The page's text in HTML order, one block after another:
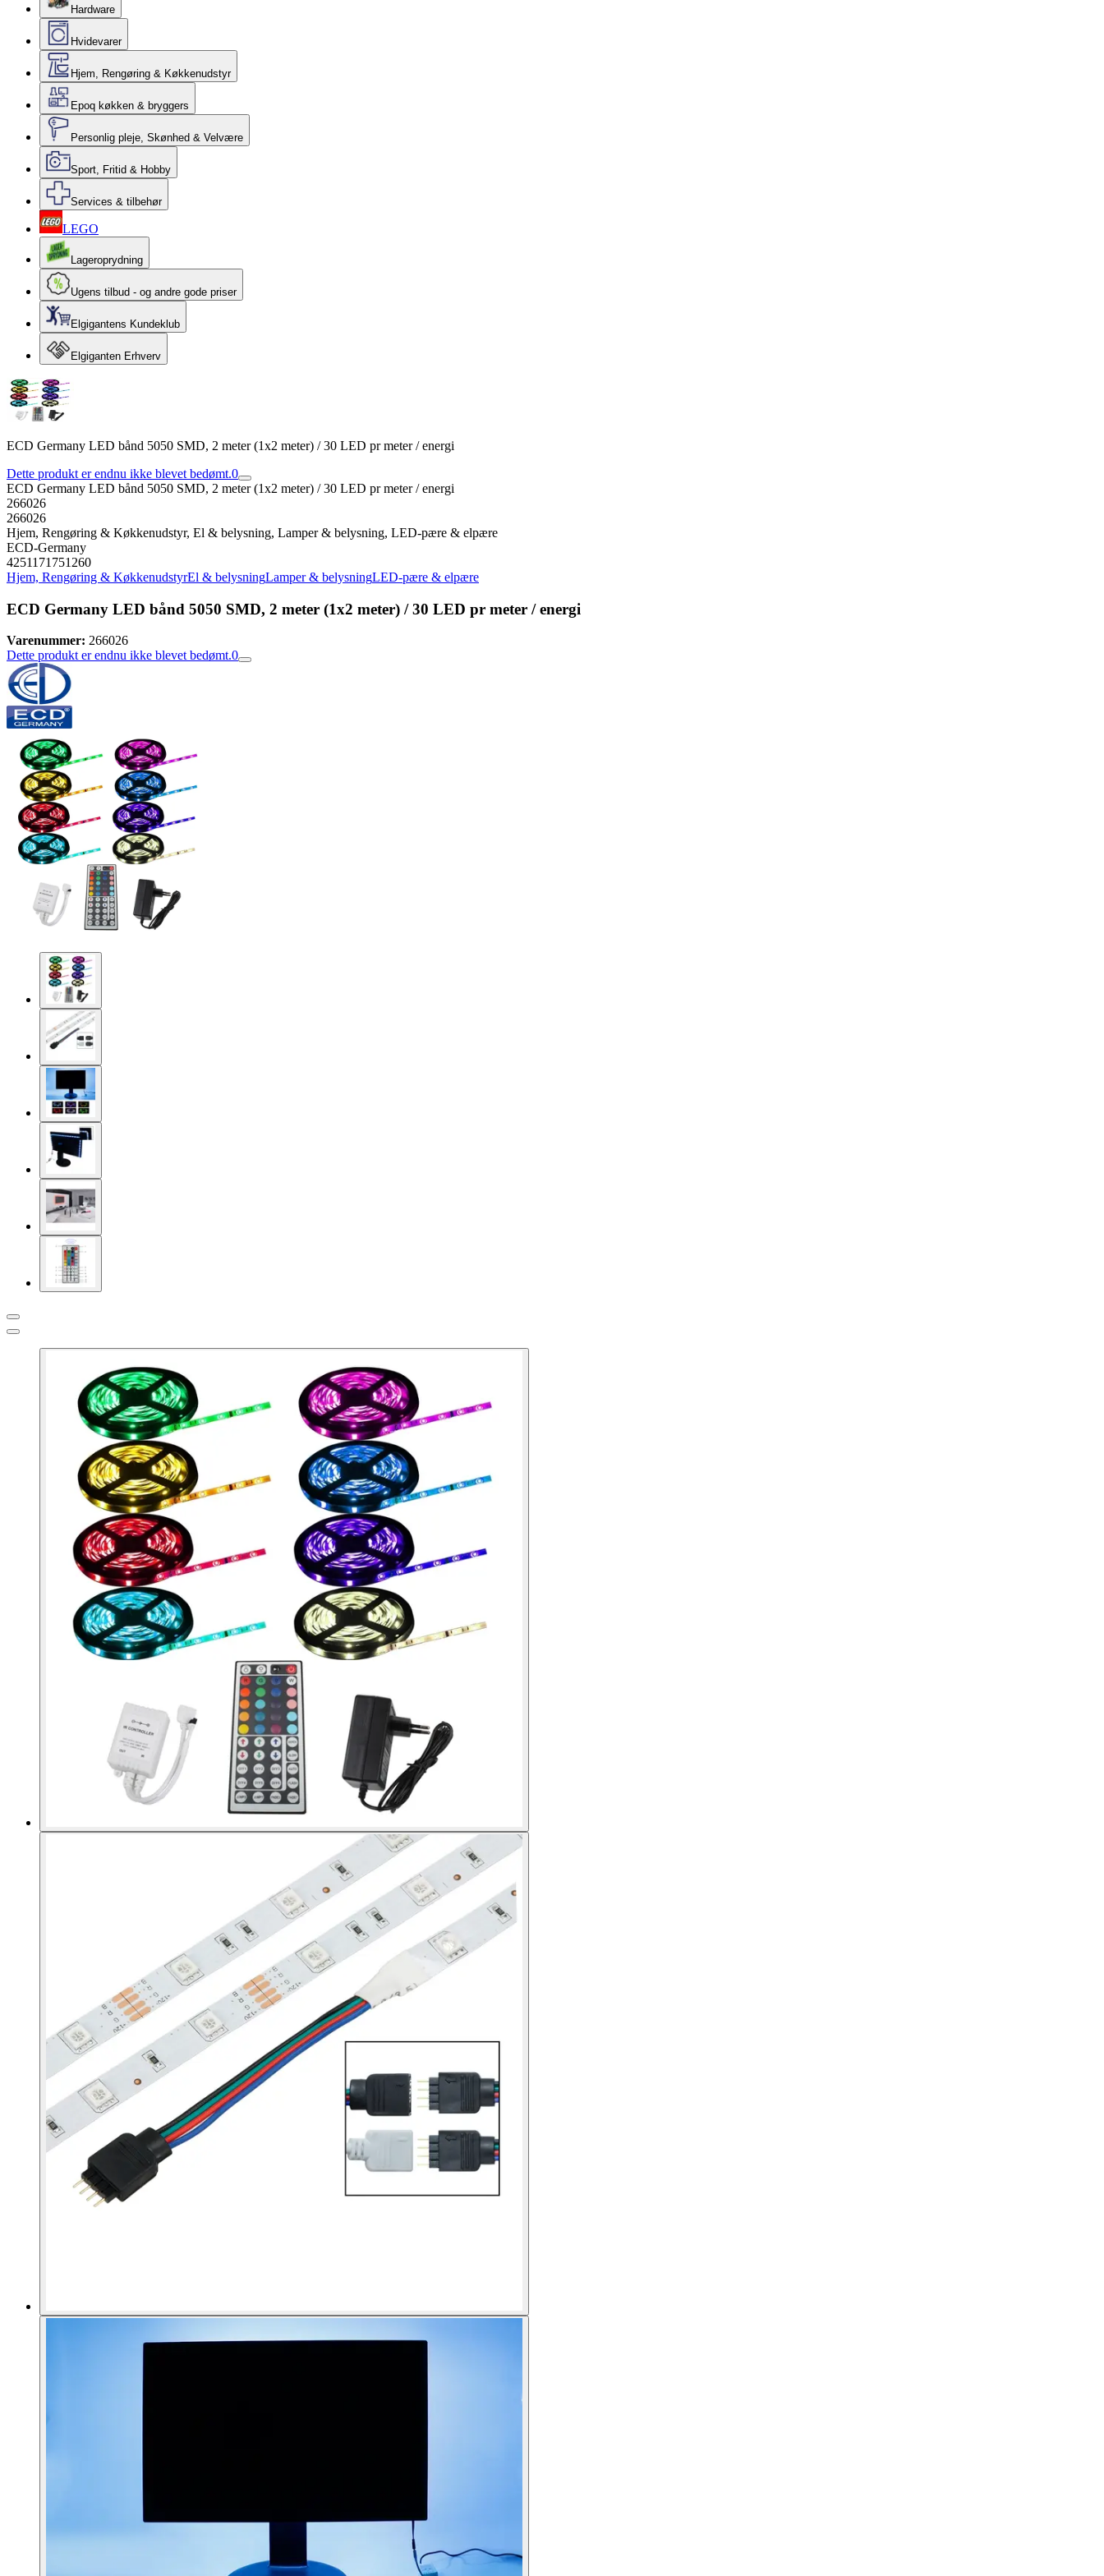
Hardware
Hvidevarer
Hjem, Rengøring & Køkkenudstyr
Epoq køkken & bryggers
Personlig pleje, Skønhed & Velvære
Sport, Fritid & Hobby
Services & tilbehør
LEGO
Lageroprydning
Ugens tilbud - og andre gode priser
Elgigantens Kundeklub
Elgiganten Erhverv
ECD Germany LED bånd 5050 SMD, 2 meter (1x2 meter) / 30 LED pr meter / energi
Dette produkt er endnu ikke blevet bedømt.0
ECD Germany LED bånd 5050 SMD, 2 meter (1x2 meter) / 30 LED pr meter / energi
266026
266026
Hjem, Rengøring & Køkkenudstyr, El & belysning, Lamper & belysning, LED-pære & elpære
ECD-Germany
4251171751260
Hjem, Rengøring & KøkkenudstyrEl & belysningLamper & belysningLED-pære & elpære
ECD Germany LED bånd 5050 SMD, 2 meter (1x2 meter) / 30 LED pr meter / energi
Varenummer: 266026
Dette produkt er endnu ikke blevet bedømt.0